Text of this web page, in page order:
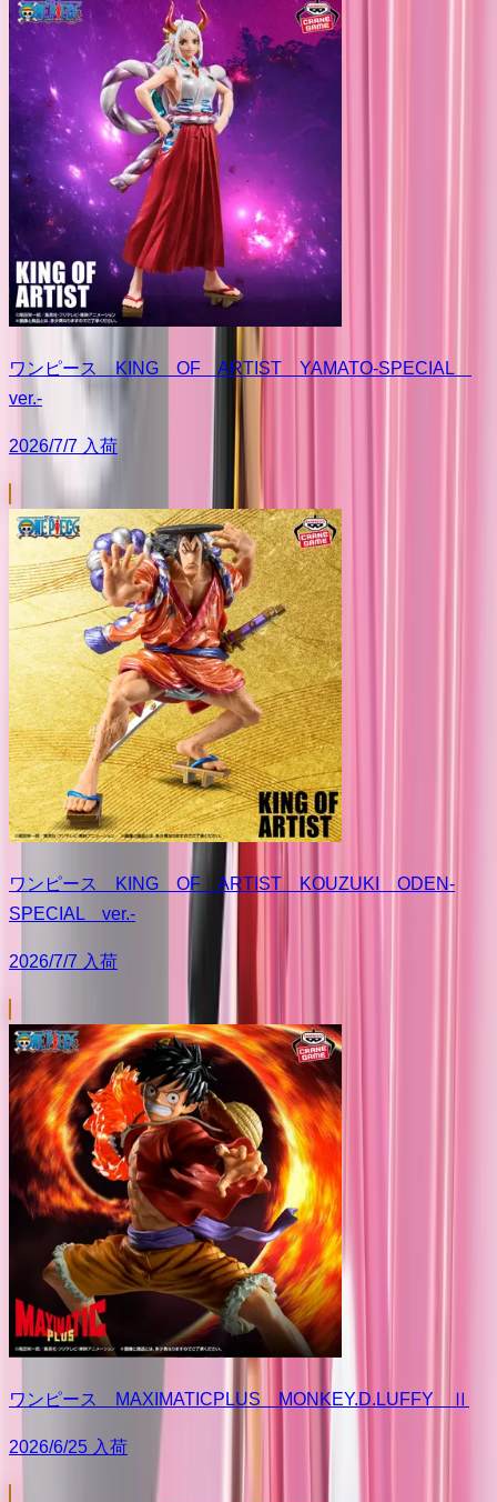
ワンピース KING OF ARTIST YAMATO-SPECIAL
ver.-
2026/7/7 入荷
ワンピース KING OF ARTIST KOUZUKI ODEN-
SPECIAL ver.-
2026/7/7 入荷
ワンピース MAXIMATICPLUS MONKEY.D.LUFFY Ⅱ
2026/6/25 入荷